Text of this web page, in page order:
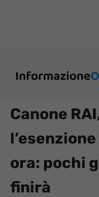
Canone
ora: pochi
finirà